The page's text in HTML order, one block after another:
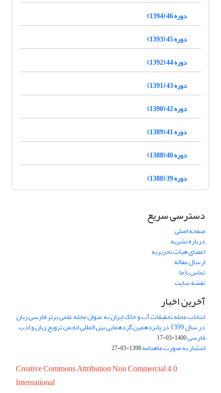
دوره 46 (1394)
دوره 45 (1393)
دوره 44 (1392)
دوره 43 (1391)
دوره 42 (1390)
دوره 41 (1389)
دوره 40 (1388)
دوره 39 (1388)
دسترسی سریع
صفحه اصلی
درباره نشریه
اعضای هیات تحریریه
ارسال مقاله
تماس با ما
نقشه سایت
آخرین اخبار
انتخاب مجله تحقیقات آب و خاک ایران به عنوان مجله علمی برتر فارسی زبان
در سال 1399 در پانزدهمین گردهمایی بین المللی انجمن ترویج زبان و ادب
فارسی1400-03-17
انتشار به صورت ماهنامه1398-03-27
Creative Commons Attribution Non Commercial 4.0
International